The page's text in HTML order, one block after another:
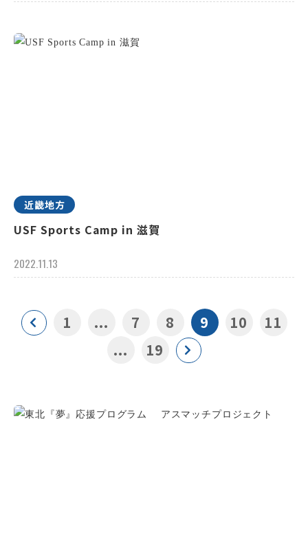
近畿地方
USF Sports Camp in 滋賀
2022.11.13
1 ... 7 8 9 10
11
...
19